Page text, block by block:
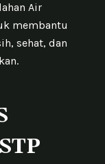
Air
membantu
sehat, dan